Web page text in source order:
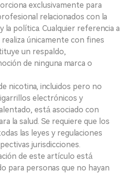
exclusivamente para
relacionados con la
la política. Cualquier referencia a
únicamente con fines
un respaldo,
de ninguna marca o
nicotina, incluidos pero no
electrónicos y
está asociado con
la salud. Se requiere que los
las leyes y regulaciones
jurisdicciones.
de este artículo está
para personas que no hayan